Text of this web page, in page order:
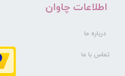
​اطلاعات چاوان
درباره ما
تماس با ما